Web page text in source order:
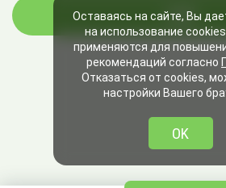
ЕЩЁ
Оставаясь на сайте, Вы
на использование
применяются для
рекомендаций согласно
Отказаться от cookies,
настройки Вашего
OK